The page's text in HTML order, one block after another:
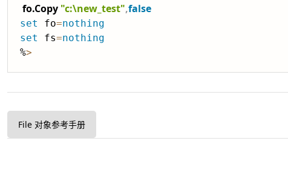
fo.Copy "c:\new_test",false
set fo=nothing
set
fs=nothing
%>
File 对象参考手册